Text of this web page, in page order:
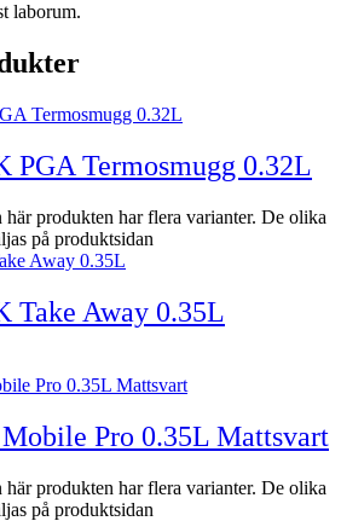
laborum.
Termosmugg 0.32L
här produkten har flera varianter. De olika
på produktsidan
Away 0.35L
Pro 0.35L Mattsvart
här produkten har flera varianter. De olika
på produktsidan